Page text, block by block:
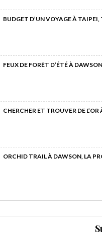
BUDGET D’UN VOYAGE À
FEUX DE FORÊT D’ÉTÉ À
CHERCHER ET TROUVER DE
ORCHID TRAIL À DAWSON, LA